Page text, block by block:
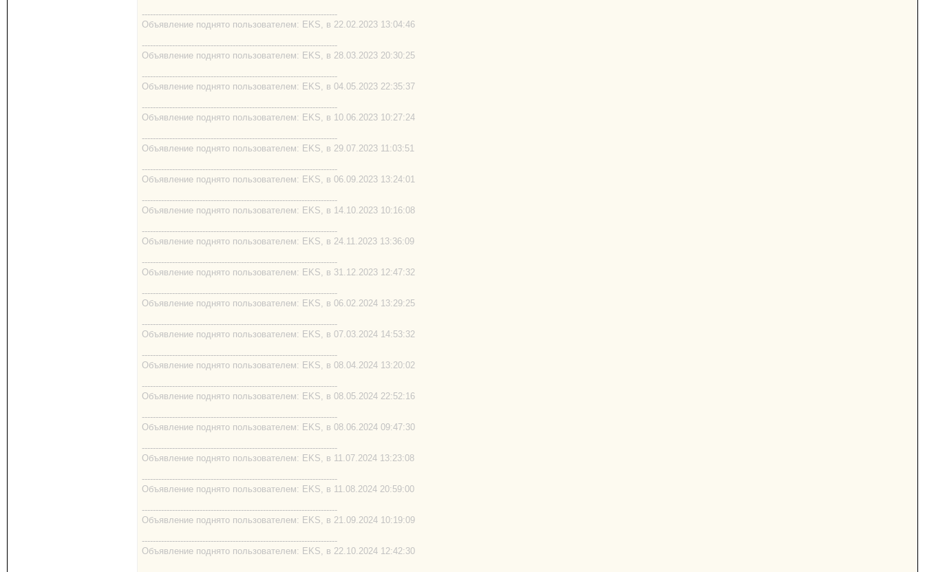
-----------------------------------------------------------------------
Объявление поднято пользователем: EKS, в 22.02.2023 13:04:46
-----------------------------------------------------------------------
Объявление поднято пользователем: EKS, в 28.03.2023 20:30:25
-----------------------------------------------------------------------
Объявление поднято пользователем: EKS, в 04.05.2023 22:35:37
-----------------------------------------------------------------------
Объявление поднято пользователем: EKS, в 10.06.2023 10:27:24
-----------------------------------------------------------------------
Объявление поднято пользователем: EKS, в 29.07.2023 11:03:51
-----------------------------------------------------------------------
Объявление поднято пользователем: EKS, в 06.09.2023 13:24:01
-----------------------------------------------------------------------
Объявление поднято пользователем: EKS, в 14.10.2023 10:16:08
-----------------------------------------------------------------------
Объявление поднято пользователем: EKS, в 24.11.2023 13:36:09
-----------------------------------------------------------------------
Объявление поднято пользователем: EKS, в 31.12.2023 12:47:32
-----------------------------------------------------------------------
Объявление поднято пользователем: EKS, в 06.02.2024 13:29:25
-----------------------------------------------------------------------
Объявление поднято пользователем: EKS, в 07.03.2024 14:53:32
-----------------------------------------------------------------------
Объявление поднято пользователем: EKS, в 08.04.2024 13:20:02
-----------------------------------------------------------------------
Объявление поднято пользователем: EKS, в 08.05.2024 22:52:16
-----------------------------------------------------------------------
Объявление поднято пользователем: EKS, в 08.06.2024 09:47:30
-----------------------------------------------------------------------
Объявление поднято пользователем: EKS, в 11.07.2024 13:23:08
-----------------------------------------------------------------------
Объявление поднято пользователем: EKS, в 11.08.2024 20:59:00
-----------------------------------------------------------------------
Объявление поднято пользователем: EKS, в 21.09.2024 10:19:09
-----------------------------------------------------------------------
Объявление поднято пользователем: EKS, в 22.10.2024 12:42:30